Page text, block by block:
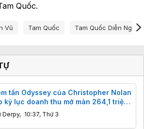
Quốc.
Vũ Tam Quốc Tam Quốc Diễn Nghĩa
tấn Odyssey của Christopher Nolan
kỷ lục doanh thu mở màn 264,1 triệu
Derpy, 10:37, Thứ 3